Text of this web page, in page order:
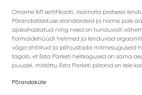
Omame M1 sertifikaati, lisamata protsessi
Põrandatööstuse standardeid ja norme pole
ajakohastatud ning need on tunduvalt vähem
Formaldehüüdi heitmed ja lenduvad
väga ohtlikud ja põhjustada mitmesuguseid
tagab, et Esta Parketi heitkogused on sama
puudel, mistõttu Esta Parketi põrand on teie
Põrandaküte